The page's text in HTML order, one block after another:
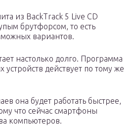
из BackTrack 5 Live CD
брутфорсом, то есть
вариантов.
настолько долго. Программа
устройств действует по тому же
она будет работать быстрее,
что сейчас смартфоны
компьютеров.